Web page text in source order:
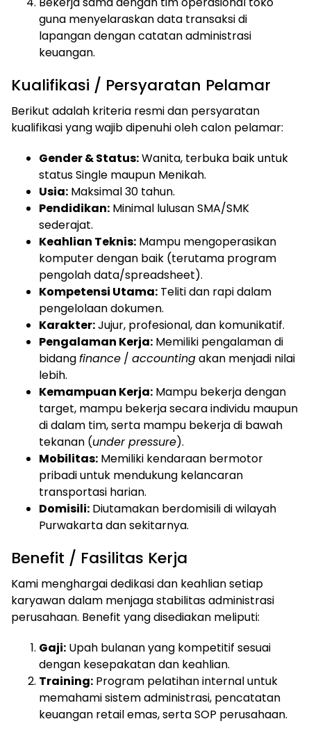
guna menyelaraskan data transaksi di
lapangan dengan catatan administrasi
keuangan.
Kualifikasi / Persyaratan Pelamar
Berikut adalah kriteria resmi dan persyaratan
kualifikasi yang wajib dipenuhi oleh calon pelamar:
Gender & Status:Wanita, terbuka baik untuk
status Single maupun Menikah.
Usia: Maksimal 30 tahun.
Pendidikan: Minimal lulusan SMA/SMK
sederajat.
Keahlian Teknis: Mampu mengoperasikan
komputer dengan baik (terutama program
pengolah data/spreadsheet).
Kompetensi Utama: Teliti dan rapi dalam
pengelolaan dokumen.
Karakter:Jujur, profesional, dan komunikatif.
Pengalaman Kerja: Memiliki pengalaman di
bidangfinance / accountingakan menjadi nilai
lebih.
Kemampuan Kerja: Mampu bekerja dengan
target, mampu bekerja secara individu maupun
di dalam tim, serta mampu bekerja di bawah
tekanan (under pressure).
Mobilitas: Memiliki kendaraan bermotor
pribadi untuk mendukung kelancaran
transportasi harian.
Domisili: Diutamakan berdomisili di wilayah
Purwakarta dan sekitarnya.
Benefit / Fasilitas Kerja
Kami menghargai dedikasi dan keahlian setiap
karyawan dalam menjaga stabilitas administrasi
perusahaan. Benefit yang disediakan meliputi:
Gaji: Upah bulanan yang kompetitif sesuai
dengan kesepakatan dan keahlian.
Training: Program pelatihan internal untuk
memahami sistem administrasi, pencatatan
keuangan retail emas, serta SOP perusahaan.